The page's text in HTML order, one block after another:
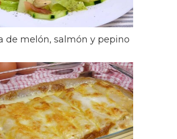
de melón, salmón y pepino